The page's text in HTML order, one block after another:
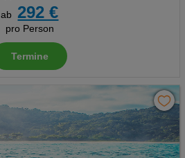
ab
292 €
pro Person
Termine